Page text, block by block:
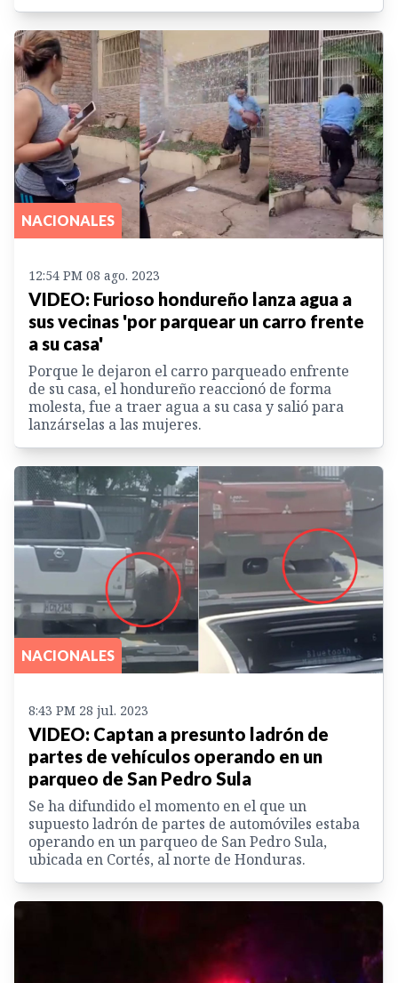
NACIONALES
12:54 PM 08 ago. 2023
VIDEO: Furioso hondureño lanza agua a
sus vecinas 'por parquear un carro frente
a su casa'
Porque le dejaron el carro parqueado enfrente
de su casa, el hondureño reaccionó de forma
molesta, fue a traer agua a su casa y salió para
lanzárselas a las mujeres.
NACIONALES
8:43 PM 28 jul. 2023
VIDEO: Captan a presunto ladrón de
partes de vehículos operando en un
parqueo de San Pedro Sula
Se ha difundido el momento en el que un
supuesto ladrón de partes de automóviles estaba
operando en un parqueo de San Pedro Sula,
ubicada en Cortés, al norte de Honduras.